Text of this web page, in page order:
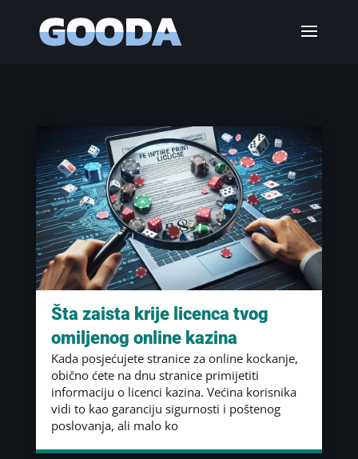
Šta zaista krije licenca tvog
omiljenog online kazina
Kada posjećujete stranice za online kockanje,
obično ćete na dnu stranice primijetiti
informaciju o licenci kazina. Većina korisnika
vidi to kao garanciju sigurnosti i poštenog
poslovanja, ali malo ko